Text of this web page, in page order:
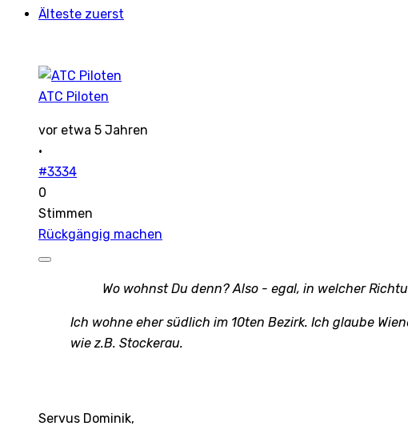
Älteste zuerst
ATC Piloten
vor etwa 5 Jahren
·
#3334
0
Stimmen
Rückgängig machen
Wo wohnst Du denn? Also - egal, in welcher
Ich wohne eher südlich im 10ten Bezirk. Ich glaube
wie z.B. Stockerau.
Servus Dominik,